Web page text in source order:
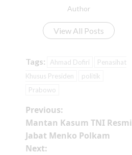
Author
View All Posts
Tags: Ahmad Dofiri
Penasihat
Khusus Presiden
politik
Prabowo
Previous:
Mantan Kasum TNI Resmi
Jabat Menko Polkam
Next: